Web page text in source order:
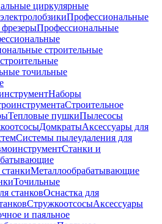
циркулярные
Профессиональные
Профессиональные
строительные
точильные
Наборы
Строительное
Тепловые пушкиПылесосы
ДомкратыАксессуары для
Системы пылеудаления для
Станки и
Металлообрабатывающие
Точильные
станковОснастка для
СтружкоотсосыАксессуары
и паяльное